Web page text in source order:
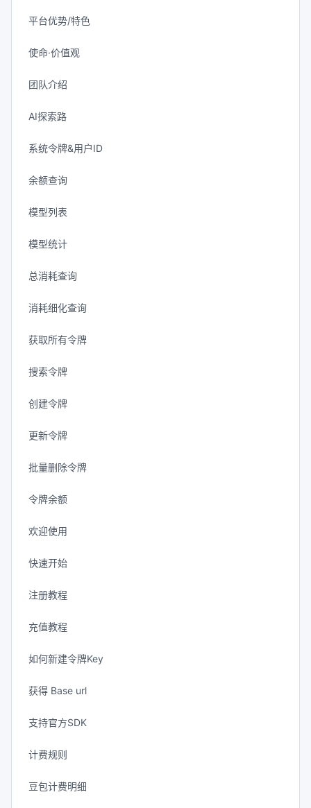
平台优势/特色
使命·价值观
团队介绍
AI探索路
系统令牌&用户ID
余额查询
模型列表
模型统计
总消耗查询
消耗细化查询
获取所有令牌
搜索令牌
创建令牌
更新令牌
批量删除令牌
令牌余额
欢迎使用
快速开始
注册教程
充值教程
如何新建令牌Key
获得 Base url
支持官方SDK
计费规则
豆包计费明细